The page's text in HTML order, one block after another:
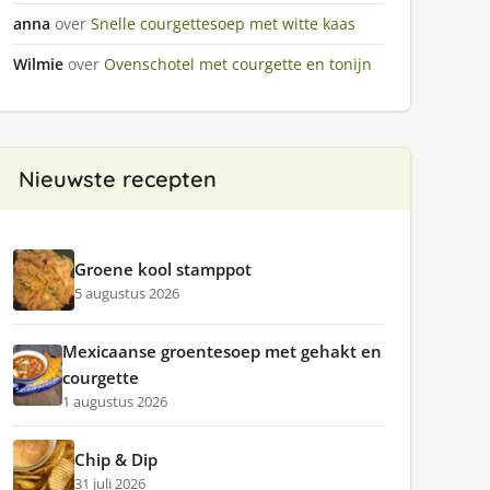
anna over Snelle courgettesoep met witte kaas
Wilmie over Ovenschotel met courgette en tonijn
Nieuwste recepten
Groene kool stamppot
5 augustus 2026
Mexicaanse groentesoep met gehakt en
courgette
1 augustus 2026
Chip & Dip
31 juli 2026